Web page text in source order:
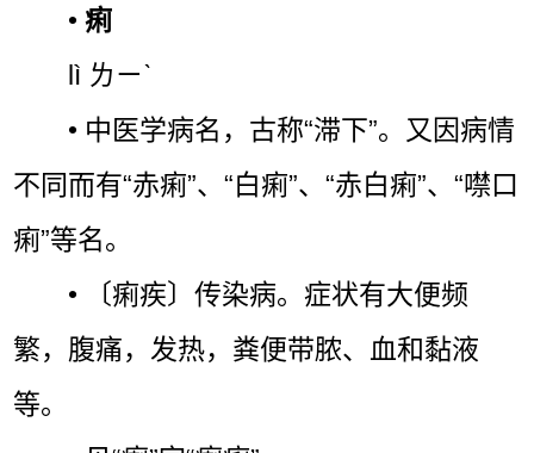
•痢
lì ㄌㄧˋ
• 中医学病名，古称“滞下”。又因病情
不同而有“赤痢”、“白痢”、“赤白痢”、“噤口
痢”等名。
• 〔痢疾〕传染病。症状有大便频
繁，腹痛，发热，粪便带脓、血和黏液
等。